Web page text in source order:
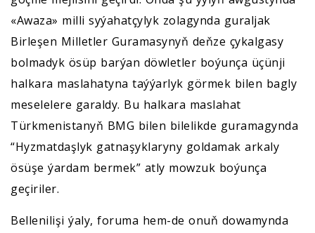
«Awaza» milli syýahatçylyk zolagynda guraljak
Birleşen Milletler Guramasynyň deňze çykalgasy
bolmadyk ösüp barýan döwletler boýunça üçünji
halkara maslahatyna taýýarlyk görmek bilen bagly
meselelere garaldy. Bu halkara maslahat
Türkmenistanyň BMG bilen bilelikde guramagynda
“Hyzmatdaşlyk gatnaşyklaryny goldamak arkaly
ösüşe ýardam bermek” atly mowzuk boýunça
geçiriler.
Bellenilişi ýaly, foruma hem-de onuň dowamynda